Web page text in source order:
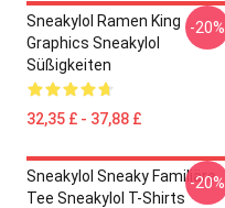
Sneakylol Ramen King
Graphics Sneakylol
Süßigkeiten
32,35 £ - 37,88 £
-20%
Sneakylol Sneaky Familiäre
Tee Sneakylol T-Shirts
-20%